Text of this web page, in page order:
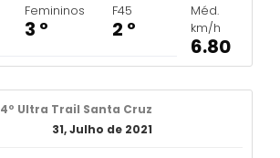
Femininos
3 º
F45
2 º
Méd.
km/h
6.80
4º Ultra Trail Santa Cruz
31, Julho de 2021